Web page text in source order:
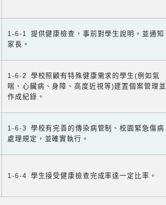
1-6-1 提供健康檢查，事前對學生說明，並通知
家長。
1-6-2 學校照顧有特殊健康需求的學生(例如氣
喘、心臟病、身障、高度近視等)建置個案管理並
作成紀錄。
1-6-3 學校有完善的傳染病管制、校園緊急傷病
處理規定，並確實執行。
1-6-4 學生接受健康檢查完成率達一定比率。